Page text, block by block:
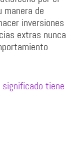
manera de
inversiones
extras nunca
significado tiene